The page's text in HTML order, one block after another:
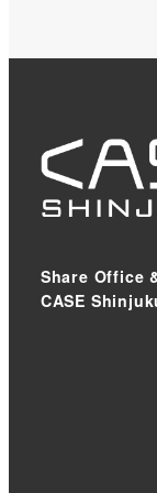
Share Office
CASE Shinjuku